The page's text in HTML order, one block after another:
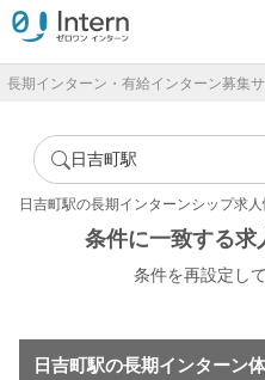
長期インターン・有給インターン募集
日吉町駅
日吉町駅の長期インターンシップ求人
条件に一致する求
条件を再設定し
日吉町駅の長期インターン